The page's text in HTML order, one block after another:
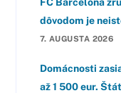
dôvodom je
7. AUGUSTA 2026
Domácnosti
až 1 500 eur.